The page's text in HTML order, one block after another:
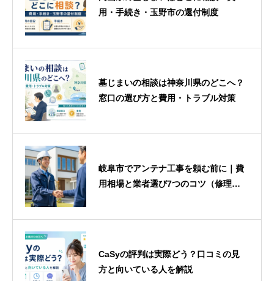
用・手続き・玉野市の還付制度
墓じまいの相談は神奈川県のどこへ？
窓口の選び方と費用・トラブル対策
岐阜市でアンテナ工事を頼む前に｜費
用相場と業者選び7つのコツ（修理・
CaSyの評判は実際どう？口コミの見
方と向いている人を解説